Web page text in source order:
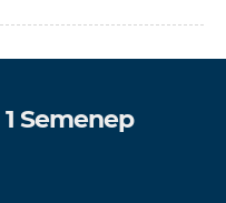
Semenep